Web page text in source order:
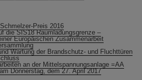
Preis 2016
die SIS18 Raumladungsgrenze –
Europäischen Zusammenarbeit
Wartung der Brandschutz- und Fluchttüren
an der Mittelspannungsanlage =AA
Donnerstag, dem 27. April 2017